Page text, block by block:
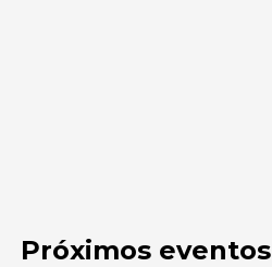
Próximos eventos